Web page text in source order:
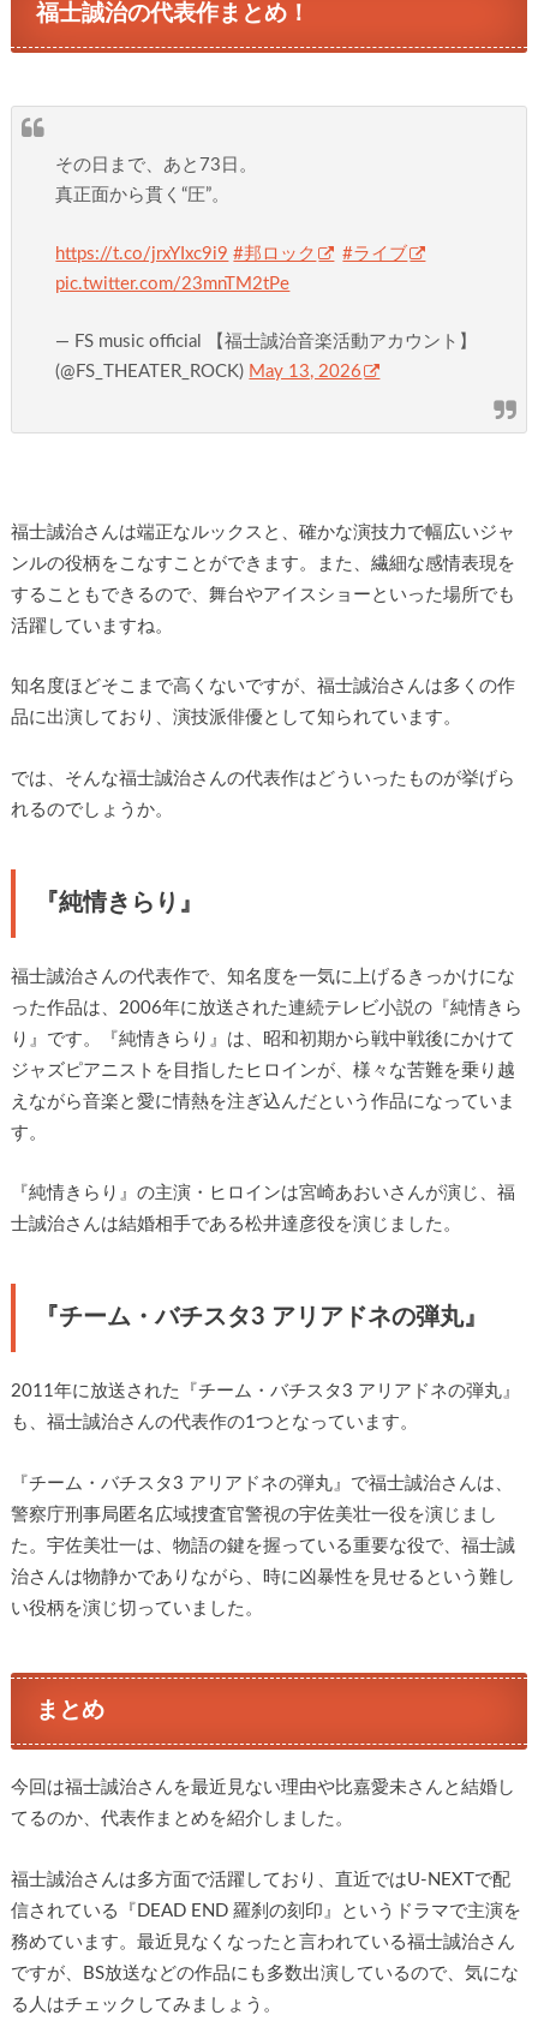
福士誠治の代表作まとめ！
その日まで、あと73日。
真正面から貫く“圧”。
https://t.co/jrxYIxc9i9 #邦ロック
#ライブ
pic.twitter.com/23mnTM2tPe
— FS music official 【福士誠治音楽活動アカウント】
(@FS_THEATER_ROCK) May 13, 2026
福士誠治さんは端正なルックスと、確かな演技力で幅広いジャ
ンルの役柄をこなすことができます。また、繊細な感情表現を
することもできるので、舞台やアイスショーといった場所でも
活躍していますね。
知名度ほどそこまで高くないですが、福士誠治さんは多くの作
品に出演しており、演技派俳優として知られています。
では、そんな福士誠治さんの代表作はどういったものが挙げら
れるのでしょうか。
『純情きらり』
福士誠治さんの代表作で、知名度を一気に上げるきっかけにな
った作品は、2006年に放送された連続テレビ小説の『純情きら
り』です。『純情きらり』は、昭和初期から戦中戦後にかけて
ジャズピアニストを目指したヒロインが、様々な苦難を乗り越
えながら音楽と愛に情熱を注ぎ込んだという作品になっていま
す。
『純情きらり』の主演・ヒロインは宮崎あおいさんが演じ、福
士誠治さんは結婚相手である松井達彦役を演じました。
『チーム・バチスタ3 アリアドネの弾丸』
2011年に放送された『チーム・バチスタ3 アリアドネの弾丸』
も、福士誠治さんの代表作の1つとなっています。
『チーム・バチスタ3 アリアドネの弾丸』で福士誠治さんは、
警察庁刑事局匿名広域捜査官警視の宇佐美壮一役を演じまし
た。宇佐美壮一は、物語の鍵を握っている重要な役で、福士誠
治さんは物静かでありながら、時に凶暴性を見せるという難し
い役柄を演じ切っていました。
まとめ
今回は福士誠治さんを最近見ない理由や比嘉愛未さんと結婚し
てるのか、代表作まとめを紹介しました。
福士誠治さんは多方面で活躍しており、直近ではU-NEXTで配
信されている『DEAD END 羅刹の刻印』というドラマで主演を
務めています。最近見なくなったと言われている福士誠治さん
ですが、BS放送などの作品にも多数出演しているので、気にな
る人はチェックしてみましょう。